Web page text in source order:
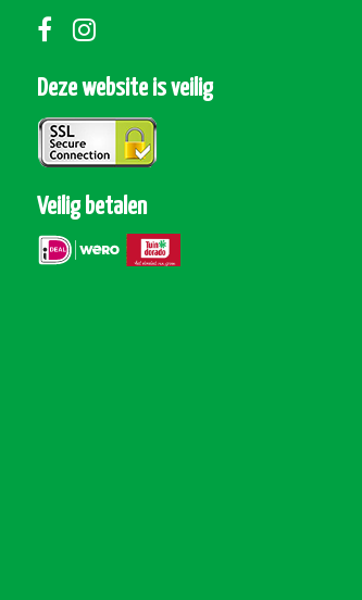
Deze website is veilig
Veilig betalen